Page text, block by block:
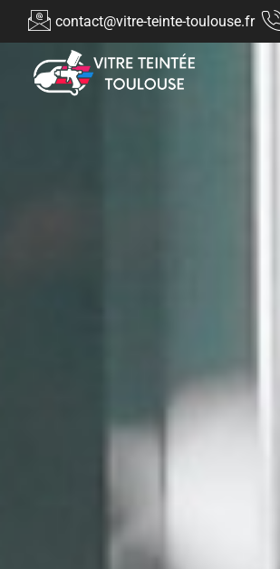
contact@vitre-teinte-toulouse.fr